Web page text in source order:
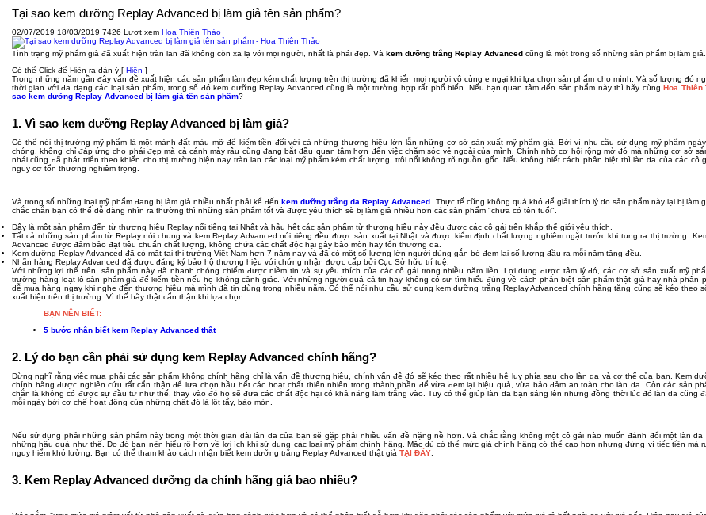
Tại sao kem dưỡng Replay Advanced bị làm giả tên sản phẩm?
02/07/2019 18/03/2019 7426 Lượt xem Hoa Thiên Thảo
Tình trạng mỹ phẩm giả đã xuất hiện tràn lan đã không còn xa lạ với mọi người, nhất là phái đẹp. Và kem dưỡng trắng Replay Advanced cũng là một trong số những sản phẩm bị làm giả.
Có thể Click để Hiện ra dàn ý [ Hiện ]
Trong những năm gần đây vấn đề xuất hiện các sản phẩm làm đẹp kém chất lượng trên thị trường đã khiến mọi người vô cùng e ngại khi lựa chọn sản phẩm cho mình. Và số lượng đó
thời gian với đa dạng các loại sản phẩm, trong số đó kem dưỡng Replay Advanced cũng là một trường hợp rất phổ biến. Nếu bạn quan tâm đến sản phẩm này thì hãy cùngHoa Thiên
sao kem dưỡng Replay Advanced bị làm giả tên sản phẩm?
1. Vì sao kem dưỡng Replay Advanced bị làm giả?
Có thể nói thị trường mỹ phẩm là một mảnh đất màu mỡ để kiếm tiền đối với cả những thương hiệu lớn lẫn những cơ sở sản xuất mỹ phẩm giả. Bởi vì nhu cầu sử dụng mỹ phẩm
chóng, không chỉ đáp ứng cho phái đẹp mà cả cánh mày râu cũng đang bắt đầu quan tâm hơn đến việc chăm sóc vẻ ngoài của mình. Chính nhờ cơ hội rộng mở đó mà những cơ sở
nhái cũng đã phát triển theo khiến cho thị trường hiện nay tràn lan các loại mỹ phẩm kém chất lượng, trôi nổi không rõ nguồn gốc. Nếu không biết cách phân biệt thì làn da của các cô
nguy cơ tổn thương nghiêm trọng.
Và trong số những loại mỹ phẩm đang bị làm giả nhiều nhất phải kể đếnkem dưỡng trắng da Replay Advanced . Thực tế cũng không quá khó để giải thích lý do sản phẩm này lại bị làm
chắc chắn bạn có thể dễ dàng nhìn ra thường thì những sản phẩm tốt và được yêu thích sẽ bị làm giả nhiều hơn các sản phẩm "chưa có tên tuổi".
Đây là một sản phẩm đến từ thương hiệu Replay nổi tiếng tại Nhật và hầu hết các sản phẩm từ thương hiệu này đều được các cô gái trên khắp thế giới yêu thích.
Tất cả những sản phẩm từ Replay nói chung và kem Replay Advanced nói riêng đều được sản xuất tại Nhật và được kiểm định chất lượng nghiêm ngặt trước khi tung ra thị trường.
Advanced được đảm bảo đạt tiêu chuẩn chất lượng, không chứa các chất độc hại gây bào mòn hay tổn thương da.
Kem dưỡng Replay Advanced đã có mặt tại thị trường Việt Nam hơn 7 năm nay và đã có một số lượng lớn người dùng gắn bó đem lại số lượng đầu ra mỗi năm tăng đều.
Nhãn hàng Replay Advanced đã được đăng ký bảo hộ thương hiệu với chứng nhận được cấp bởi Cục Sở hữu trí tuệ.
Với những lợi thế trên, sản phẩm này đã nhanh chóng chiếm được niềm tin và sự yêu thích của các cô gái trong nhiều năm liền. Lợi dụng được tâm lý đó, các cơ sở sản xuất mỹ
trường hàng loạt lô sản phẩm giả để kiếm tiền nếu họ không cảnh giác. Với những người quá cả tin hay không có sự tìm hiểu đúng về cách phân biệt sản phẩm thật giả hay nhà phân
dễ mua hàng ngay khi nghe đến thương hiệu mà mình đã tin dùng trong nhiều năm. Có thể nói nhu cầu sử dụng kem dưỡng trắng Replay Advanced chính hãng tăng cũng sẽ kéo theo
xuất hiện trên thị trường. Vì thế hãy thật cẩn thận khi lựa chọn.
BẠN NÊN BIẾT:
5 bước nhận biết kem Replay Advanced thật
2. Lý do bạn cần phải sử dụng kem Replay Advanced chính hãng?
Đừng nghĩ rằng việc mua phải các sản phẩm không chính hãng chỉ là vấn đề thương hiệu, chính vấn đề đó sẽ kéo theo rất nhiều hệ lụy phía sau cho làn da và cơ thể của bạn. Kem
chính hãng được nghiên cứu rất cẩn thận để lựa chọn hầu hết các hoạt chất thiên nhiên trong thành phần để vừa đem lại hiệu quả, vừa bảo đảm an toàn cho làn da. Còn các sản
chắn là không có được sự đầu tư như thế, thay vào đó họ sẽ đưa các chất độc hại có khả năng làm trắng vào. Tuy có thể giúp làn da bạn sáng lên nhưng đồng thời lúc đó làn da cũng
mỗi ngày bởi cơ chế hoạt động của những chất đó là lột tẩy, bào mòn.
Nếu sử dụng phải những sản phẩm này trong một thời gian dài làn da của bạn sẽ gặp phải nhiều vấn đề nặng nề hơn. Và chắc rằng không một cô gái nào muốn đánh đổi một làn da
những hậu quả như thế. Do đó bạn nên hiểu rõ hơn về lợi ích khi sử dụng các loại mỹ phẩm chính hãng. Mặc dù có thể mức giá chính hãng có thể cao hơn nhưng đừng vì tiếc tiền mà
nguy hiểm khó lường. Bạn có thể tham khảo cách nhận biết kem dưỡng trắng Replay Advanced thật giả TẠI ĐÂY
3. Kem Replay Advanced dưỡng da chính hãng giá bao nhiêu?